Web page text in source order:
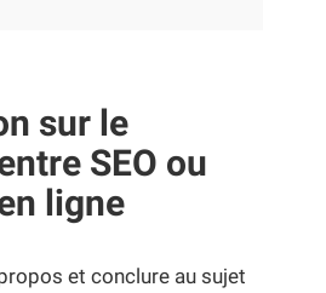
sur le
SEO ou
ligne
et conclure au sujet